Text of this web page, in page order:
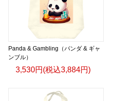
Panda & Gambling（パンダ & ギャ
ンブル）
3,530円(税込3,884円)